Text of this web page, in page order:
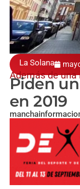
La Solana
Además de
Piden
en 2019